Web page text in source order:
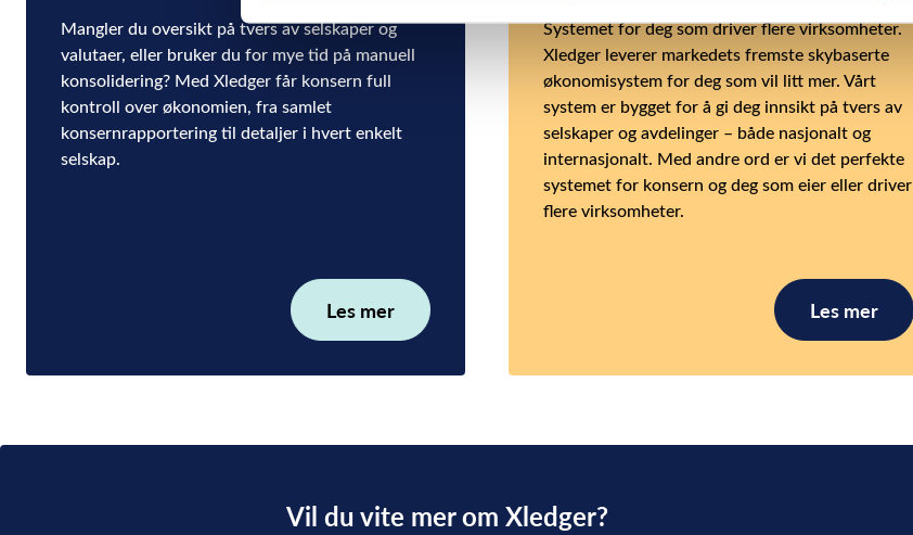
Mangler du oversikt på tvers av selskaper og
valutaer, eller bruker du for mye tid på manuell
konsolidering? Med Xledger får konsern full
kontroll over økonomien, fra samlet
konsernrapportering til detaljer i hvert enkelt
selskap.
Les mer
Systemet for deg som driver flere virksomheter.
Xledger leverer markedets fremste skybaserte
økonomisystem for deg som vil litt mer. Vårt
system er bygget for å gi deg innsikt på tvers av
selskaper og avdelinger – både nasjonalt og
internasjonalt. Med andre ord er vi det perfekte
systemet for konsern og deg som eier eller driver
flere virksomheter.
Les mer
Vil du vite mer om Xledger?